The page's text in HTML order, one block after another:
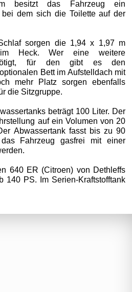
besitzt das Fahrzeug ein
bei dem sich die Toilette auf der
sorgen die 1,94 x 1,97 m
im Heck. Wer eine weitere
für den gibt es den
Bett im Aufstelldach mit
mehr Platz sorgen ebenfalls
die Sitzgruppe.
beträgt 100 Liter. Der
auf ein Volumen von 20
Abwassertank fasst bis zu 90
Fahrzeug gasfrei mit einer
640 ER (Citroen) von Dethleffs
140 PS. Im Serien-Kraftstofftank